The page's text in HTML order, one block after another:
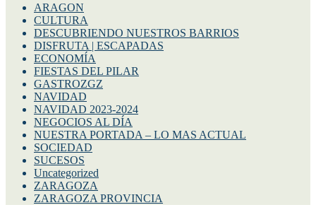
ARAGON
CULTURA
DESCUBRIENDO NUESTROS BARRIOS
DISFRUTA | ESCAPADAS
ECONOMÍA
FIESTAS DEL PILAR
GASTROZGZ
NAVIDAD
NAVIDAD 2023-2024
NEGOCIOS AL DÍA
NUESTRA PORTADA – LO MAS ACTUAL
SOCIEDAD
SUCESOS
Uncategorized
ZARAGOZA
ZARAGOZA PROVINCIA